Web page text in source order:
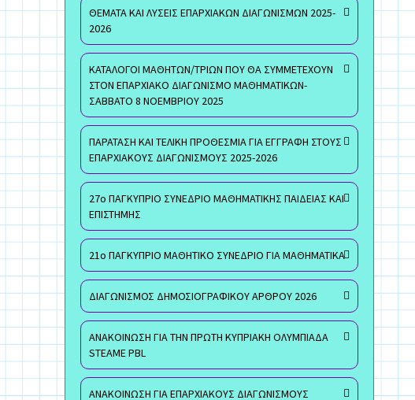
ΘΕΜΑΤΑ ΚΑΙ ΛΥΣΕΙΣ ΕΠΑΡΧΙΑΚΩΝ ΔΙΑΓΩΝΙΣΜΩΝ 2025-
2026
ΚΑΤΑΛΟΓΟΙ ΜΑΘΗΤΩΝ/ΤΡΙΩΝ ΠΟΥ ΘΑ ΣΥΜΜΕΤΕΧΟΥΝ
ΣΤΟΝ ΕΠΑΡΧΙΑΚΟ ΔΙΑΓΩΝΙΣΜΟ ΜΑΘΗΜΑΤΙΚΩΝ-
ΣΑΒΒΑΤΟ 8 ΝΟΕΜΒΡΙΟΥ 2025
ΠΑΡΑΤΑΣΗ ΚΑΙ ΤΕΛΙΚΗ ΠΡΟΘΕΣΜΙΑ ΓΙΑ ΕΓΓΡΑΦΗ ΣΤΟΥΣ
ΕΠΑΡΧΙΑΚΟΥΣ ΔΙΑΓΩΝΙΣΜΟΥΣ 2025-2026
27ο ΠΑΓΚΥΠΡΙΟ ΣΥΝΕΔΡΙΟ ΜΑΘΗΜΑΤΙΚΗΣ ΠΑΙΔΕΙΑΣ ΚΑΙ
ΕΠΙΣΤΗΜΗΣ
21ο ΠΑΓΚΥΠΡΙΟ ΜΑΘΗΤΙΚΟ ΣΥΝΕΔΡΙΟ ΓΙΑ ΜΑΘΗΜΑΤΙΚΑ
ΔΙΑΓΩΝΙΣΜΟΣ ΔΗΜΟΣΙΟΓΡΑΦΙΚΟΥ ΑΡΘΡΟΥ 2026
ΑΝΑΚΟΙΝΩΣΗ ΓΙΑ ΤΗΝ ΠΡΩΤΗ ΚΥΠΡΙΑΚΗ ΟΛΥΜΠΙΑΔΑ
STEAME PBL
ΑΝΑΚΟΙΝΩΣΗ ΓΙΑ ΕΠΑΡΧΙΑΚΟΥΣ ΔΙΑΓΩΝΙΣΜΟΥΣ